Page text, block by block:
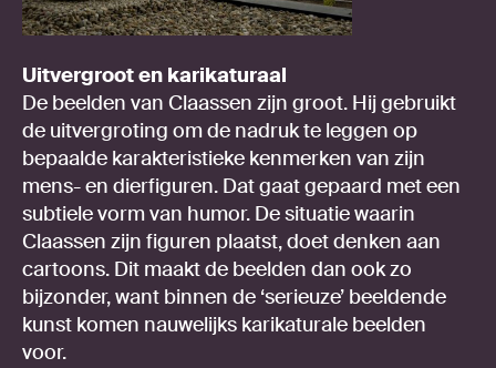
Uitvergroot en karikaturaal
De beelden van Claassen zijn groot. Hij gebruikt
de uitvergroting om de nadruk te leggen op
bepaalde karakteristieke kenmerken van zijn
mens- en dierfiguren. Dat gaat gepaard met een
subtiele vorm van humor. De situatie waarin
Claassen zijn figuren plaatst, doet denken aan
cartoons. Dit maakt de beelden dan ook zo
bijzonder, want binnen de ‘serieuze’ beeldende
kunst komen nauwelijks karikaturale beelden
voor.